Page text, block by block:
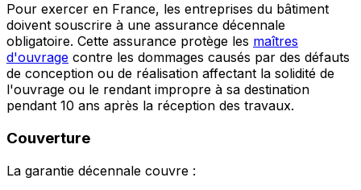
Pour exercer en France, les entreprises du bâtiment
doivent souscrire à une assurance décennale
obligatoire. Cette assurance protège les maîtres
d'ouvrage contre les dommages causés par des défauts
de conception ou de réalisation affectant la solidité de
l'ouvrage ou le rendant impropre à sa destination
pendant 10 ans après la réception des travaux.
Couverture
La garantie décennale couvre :